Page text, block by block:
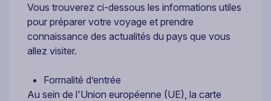
Vous trouverez ci-dessous les informations utiles
pour préparer votre voyage et prendre
connaissance des actualités du pays que vous
allez visiter.
Formalité d’entrée
Au sein de l'Union européenne (UE), la carte